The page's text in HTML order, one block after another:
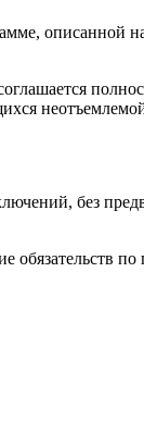
описанной
без
по